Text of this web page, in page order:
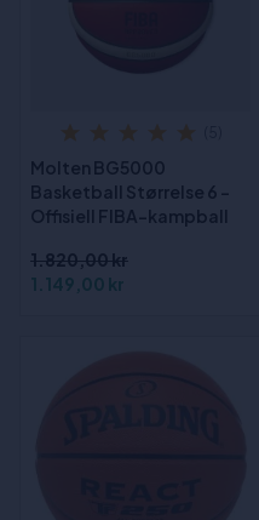
Molten BG5000
Basketball Størrelse 6 -
Offisiell FIBA-kampball
1.820,00 kr
1.149,00 kr